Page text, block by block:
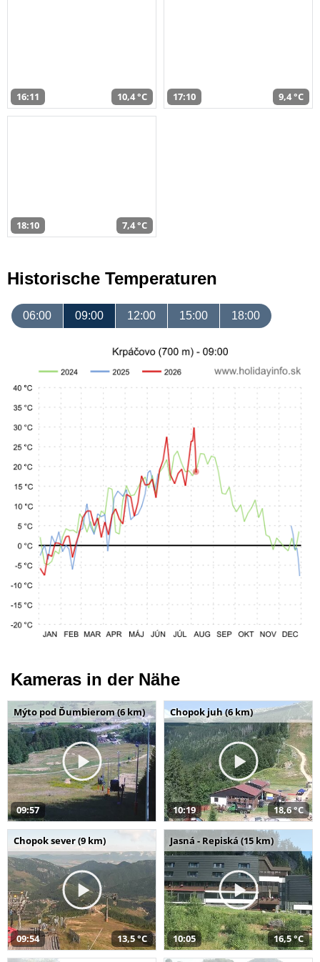
16:11 10,4 °C 17:10 9,4 °C
18:10 7,4 °C
Historische Temperaturen
06:00 09:00 12:00 15:00 18:00
Kameras in der Nähe
Mýto pod Ďumbierom (6 km)
09:57
Chopok juh (6 km)
10:19 18,6 °C
Chopok sever (9 km)
09:54 13,5 °C
Jasná - Repiská (15 km)
10:05 16,5 °C